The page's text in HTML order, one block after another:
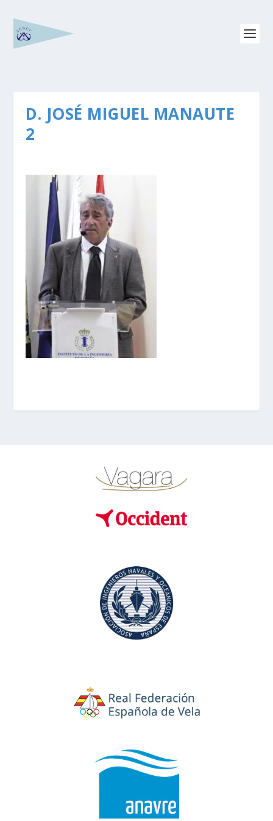
D. JOSÉ MIGUEL MANAUTE
2